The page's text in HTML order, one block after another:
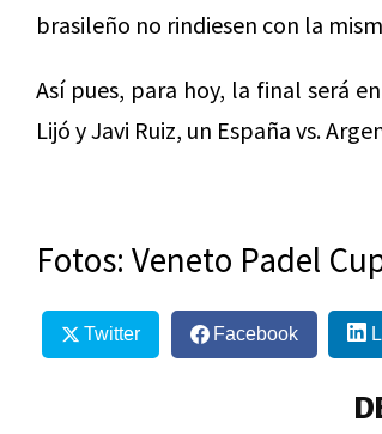
brasileño no rindiesen con la
Así pues, para hoy, la final será
Lijó y Javi Ruiz, un España vs.
Fotos: Veneto Padel
Twitter Facebook